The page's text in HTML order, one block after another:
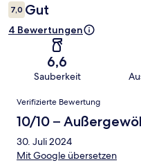
7,0 Gut
4 Bewertungen
6,6
Sauberkeit
Bewertungen
Verifizierte Bewertung
10/10 –
30. Juli 2024
Mit Google übersetzen